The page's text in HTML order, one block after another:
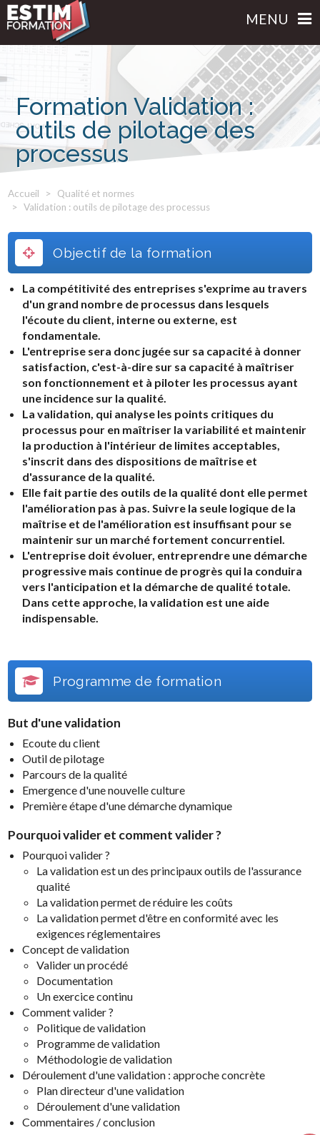
MENU
Formation Validation :
outils de pilotage des
processus
Accueil
Qualité et normes
Validation : outils de pilotage des processus
Objectif de la formation
La compétitivité des entreprises s'exprime au travers
d'un grand nombre de processus dans lesquels
l'écoute du client, interne ou externe, est
fondamentale.
L'entreprise sera donc jugée sur sa capacité à donner
satisfaction, c'est-à-dire sur sa capacité à maîtriser
son fonctionnement et à piloter les processus ayant
une incidence sur la qualité.
La validation, qui analyse les points critiques du
processus pour en maîtriser la variabilité et maintenir
la production à l'intérieur de limites acceptables,
s'inscrit dans des dispositions de maîtrise et
d'assurance de la qualité.
Elle fait partie des outils de la qualité dont elle permet
l'amélioration pas à pas. Suivre la seule logique de la
maîtrise et de l'amélioration est insuffisant pour se
maintenir sur un marché fortement concurrentiel.
L'entreprise doit évoluer, entreprendre une démarche
progressive mais continue de progrès qui la conduira
vers l'anticipation et la démarche de qualité totale.
Dans cette approche, la validation est une aide
indispensable.
Programme de formation
But d'une validation
Ecoute du client
Outil de pilotage
Parcours de la qualité
Emergence d'une nouvelle culture
Première étape d'une démarche dynamique
Pourquoi valider et comment valider ?
Pourquoi valider ?
La validation est un des principaux outils de l'assurance
qualité
La validation permet de réduire les coûts
La validation permet d'être en conformité avec les
exigences réglementaires
Concept de validation
Valider un procédé
Documentation
Un exercice continu
Comment valider ?
Politique de validation
Programme de validation
Méthodologie de validation
Déroulement d'une validation : approche concrète
Plan directeur d'une validation
Déroulement d'une validation
Commentaires / conclusion